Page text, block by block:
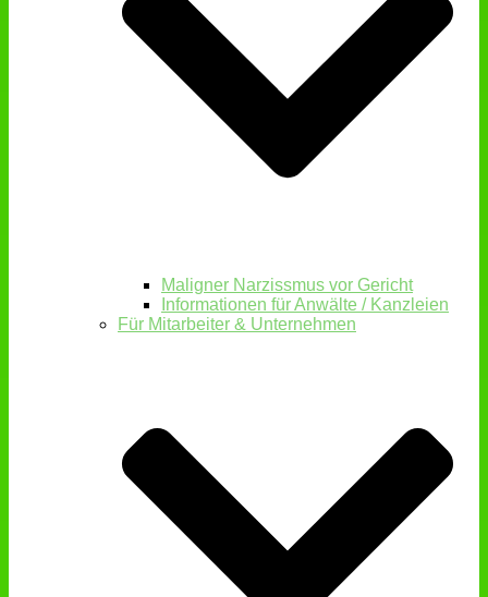
Maligner Narzissmus vor Gericht
Informationen für Anwälte / Kanzleien
Für Mitarbeiter & Unternehmen